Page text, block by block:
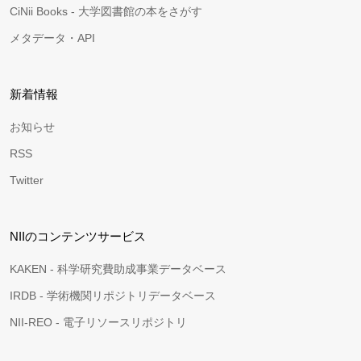
CiNii Books - 大学図書館の本をさがす
メタデータ・API
新着情報
お知らせ
RSS
Twitter
NIIのコンテンツサービス
KAKEN - 科学研究費助成事業データベース
IRDB - 学術機関リポジトリデータベース
NII-REO - 電子リソースリポジトリ